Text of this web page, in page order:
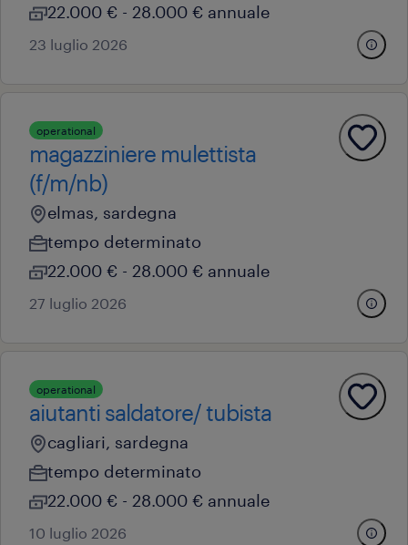
22.000 € - 28.000 € annuale
23 luglio 2026
operational
magazziniere mulettista
(f/m/nb)
elmas, sardegna
tempo determinato
22.000 € - 28.000 € annuale
27 luglio 2026
operational
aiutanti saldatore/ tubista
cagliari, sardegna
tempo determinato
22.000 € - 28.000 € annuale
10 luglio 2026